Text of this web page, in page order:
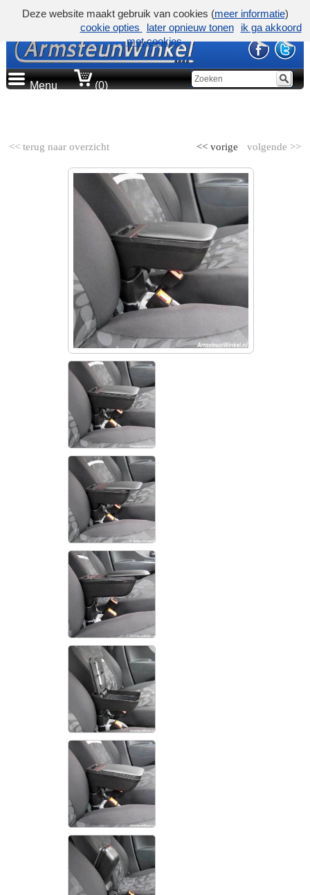
Menu (0)
<< terug naar overzicht volgende >>
<< vorige
Deze website maakt gebruik van cookies (meer informatie)
cookie opties
later opnieuw tonen
ik ga akkoord
met cookies